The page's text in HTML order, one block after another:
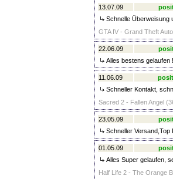
13.07.09
Schnelle Überweisung
GTA IV - Grand Theft
22.06.09
Alles bestens gelaufen !
11.06.09
Schneller Kontakt,
Sacred 2 - Fallen Angel
23.05.09
Schneller
01.05.09
Alles Super gelaufen,
Half Life 2 - The Orange